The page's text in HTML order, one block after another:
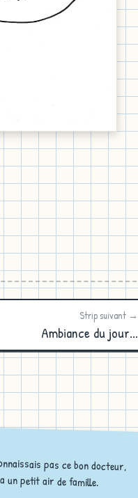
Strip suivant →
Ambiance du jour...
pas ce bon docteur,
un petit air de famille.